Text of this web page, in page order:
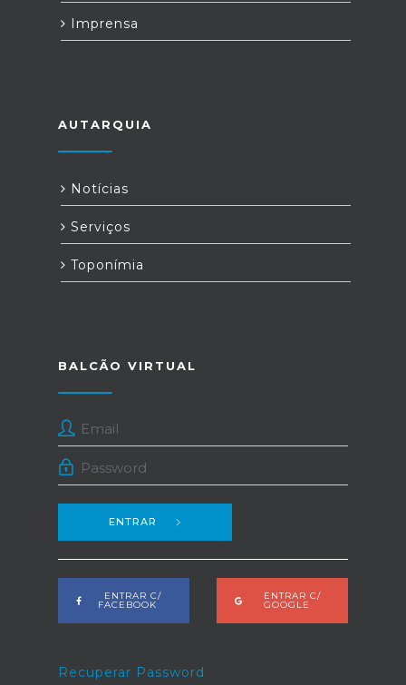
Imprensa
AUTARQUIA
Notícias
Serviços
Toponímia
BALCÃO VIRTUAL
ENTRAR
ENTRAR C/
FACEBOOK
ENTRAR C/
GOOGLE
Recuperar Password